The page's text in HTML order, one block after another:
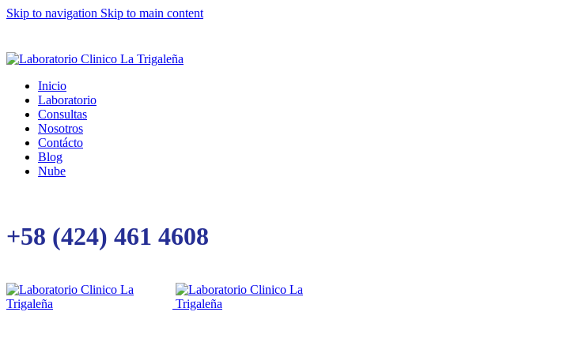
Skip to navigation Skip to main content
Inicio
Laboratorio
Consultas
Nosotros
Contácto
Blog
Nube
+58 (424) 461 4608